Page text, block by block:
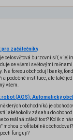
pro začátečníky
je celosvětová burzovní síť, v
se všemi světovými
Na forexu obchodují banky,
a podobné instituce, ale také
všem.
obchodníků je
jakéhokoliv zásahu do
reálná záležitost? Kolik z
mohou profitabilně
fungují?